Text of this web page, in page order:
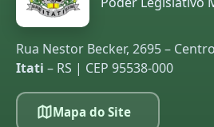
Rua Nestor Becker, 2695 – Centro
Itati – RS | CEP 95538-000
Mapa do Site